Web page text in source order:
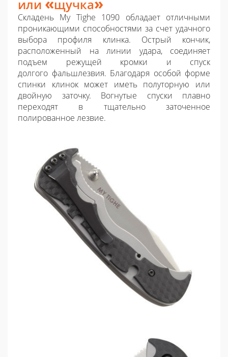
или щучка
Складень My Tighe 1090 обладает отличными
проникающими способностями за счет удачного
выбора профиля клинка. Острый кончик,
расположенный на линии удара, соединяет
подъем режущей кромки и спуск
долгого фальшлезвия. Благодаря особой форме
спинки клинок может иметь полуторную или
двойную заточку. Вогнутые спуски плавно
переходят в тщательно заточенное
полированное лезвие.